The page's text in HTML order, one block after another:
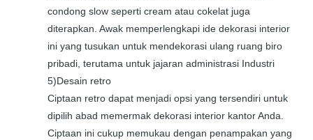
condong slow seperti cream atau cokelat juga
diterapkan. Awak memperlengkapi ide dekorasi interior
ini yang tusukan untuk mendekorasi ulang ruang biro
pribadi, terutama untuk jajaran administrasi Industri
5)Desain retro
Ciptaan retro dapat menjadi opsi yang tersendiri untuk
dipilih abad memermak dekorasi interior kantor Anda.
Ciptaan ini cukup memukau dengan penampakan yang